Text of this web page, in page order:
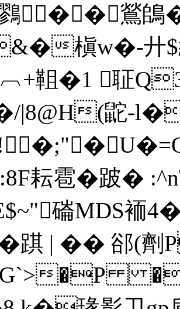
��鶑鴭
槇w�-廾$紡
靻�1 聇
|8@H(鼧-
耘雹�跛�
磮MDS袻
| �� 郤(劑
G`>�P